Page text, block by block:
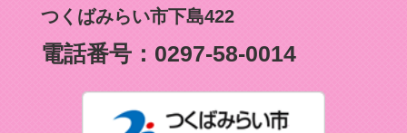
つくばみらい市下島422
電話番号： 0297-58-0014